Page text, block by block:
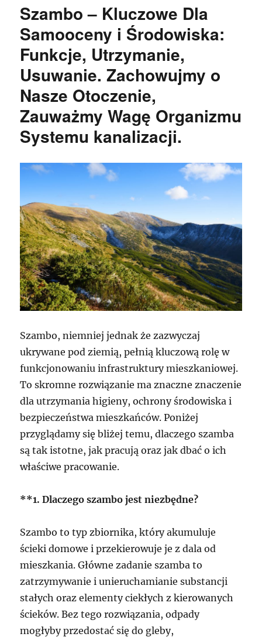
Szambo – Kluczowe Dla
Samooceny i Środowiska:
Funkcje, Utrzymanie,
Usuwanie. Zachowujmy o
Nasze Otoczenie,
Zauważmy Wagę Organizmu
Systemu kanalizacji.
Szambo, niemniej jednak że zazwyczaj
ukrywane pod ziemią, pełnią kluczową rolę w
funkcjonowaniu infrastruktury mieszkaniowej.
To skromne rozwiązanie ma znaczne znaczenie
dla utrzymania higieny, ochrony środowiska i
bezpieczeństwa mieszkańców. Poniżej
przyglądamy się bliżej temu, dlaczego szamba
są tak istotne, jak pracują oraz jak dbać o ich
właściwe pracowanie.
**1. Dlaczego szambo jest niezbędne?
Szambo to typ zbiornika, który akumuluje
ścieki domowe i przekierowuje je z dala od
mieszkania. Główne zadanie szamba to
zatrzymywanie i unieruchamianie substancji
stałych oraz elementy ciekłych z kierowanych
ścieków. Bez tego rozwiązania, odpady
mogłyby przedostać się do gleby,